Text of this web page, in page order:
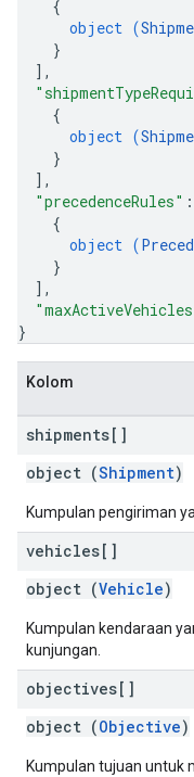
{
object (
}
] ,
{
object (
}
] ,
"precedenceRules" :
{
object (
}
] ,
}
Kolom
shipments[]
object (Shipment)
Kumpulan pengiriman
vehicles[]
object (Vehicle)
Kumpulan kendaraan
kunjungan.
objectives[]
object (Objective)
Kumpulan tujuan untuk